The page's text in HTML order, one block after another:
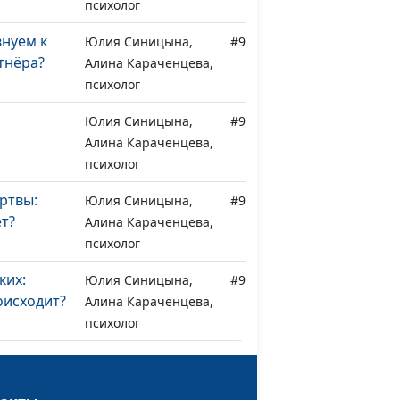
психолог
к
Юлия Синицына,
Алина Караченцева,
психолог
#937
Юлия Синицына,
Алина Караченцева,
психолог
#936
Юлия Синицына,
Алина Караченцева,
психолог
#935
Юлия Синицына,
Алина Караченцева,
психолог
#934
Юлия Синицына,
#933